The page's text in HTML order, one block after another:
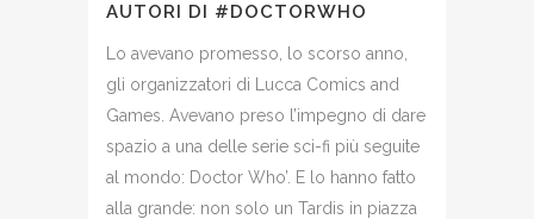
AUTORI DI #DOCTORWHO
Lo avevano promesso, lo scorso anno,
gli organizzatori di Lucca Comics and
Games. Avevano preso l’impegno di dare
spazio a una delle serie sci-fi più seguite
al mondo: Doctor Who’. E lo hanno fatto
alla grande: non solo un Tardis in piazza